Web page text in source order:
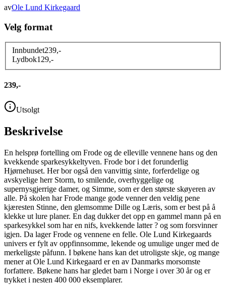
avOle Lund Kirkegaard
Velg format
Innbundet239,-
Lydbok129,-
239,-
Utsolgt
Beskrivelse
En helsprø fortelling om Frode og de elleville vennene hans og den
kvekkende sparkesykkeltyven. Frode bor i det forunderlig
Hjørnehuset. Her bor også den vanvittig sinte, forferdelige og
avskyelige herr Storm, to smilende, overhyggelige og
supernysgjerrige damer, og Simme, som er den største skøyeren av
alle. På skolen har Frode mange gode venner den veldig pene
kjæresten Stinne, den glemsomme Dille og Læris, som er best på å
klekke ut lure planer. En dag dukker det opp en gammel mann på en
sparkesykkel som har en nifs, kvekkende latter ? og som forsvinner
igjen. Da lager Frode og vennene en felle. Ole Lund Kirkegaards
univers er fylt av oppfinnsomme, lekende og umulige unger med de
merkeligste påfunn. I bøkene hans kan det utroligste skje, og mange
mener at Ole Lund Kirkegaard er en av Danmarks morsomste
forfattere. Bøkene hans har gledet barn i Norge i over 30 år og er
trykket i nesten 400 000 eksemplarer.